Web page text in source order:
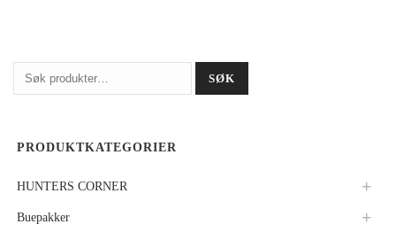
Søk
etter:
SØK
PRODUKTKATEGORIER
HUNTERS CORNER
Buepakker